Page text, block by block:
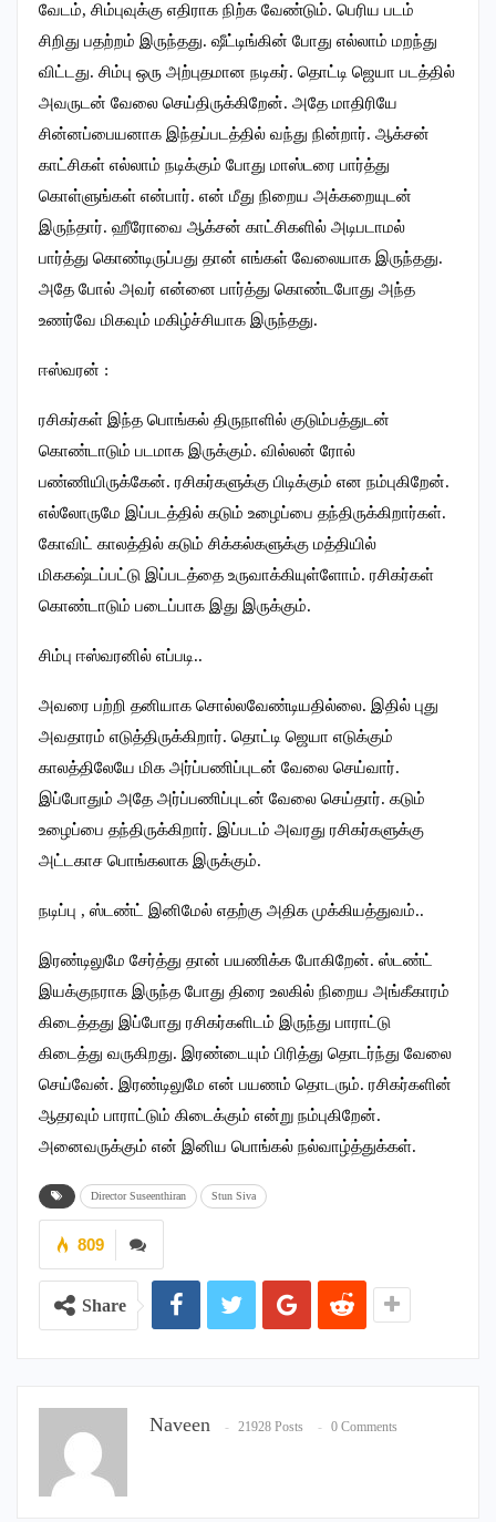
வேடம், சிம்புவுக்கு எதிராக நிற்க வேண்டும். பெரிய படம்
சிறிது பதற்றம் இருந்தது. ஷீட்டிங்கின் போது எல்லாம் மறந்து
விட்டது. சிம்பு ஒரு அற்புதமான நடிகர். தொட்டி ஜெயா படத்தில்
அவருடன் வேலை செய்திருக்கிறேன். அதே மாதிரியே
சின்னப்பையனாக இந்தப்படத்தில் வந்து நின்றார். ஆக்சன்
காட்சிகள் எல்லாம் நடிக்கும் போது மாஸ்டரை பார்த்து
கொள்ளுங்கள் என்பார். என் மீது நிறைய அக்கறையுடன்
இருந்தார். ஹீரோவை ஆக்சன் காட்சிகளில் அடிபடாமல்
பார்த்து கொண்டிருப்பது தான் எங்கள் வேலையாக இருந்தது.
அதே போல் அவர் என்னை பார்த்து கொண்டபோது அந்த
உணர்வே மிகவும் மகிழ்ச்சியாக இருந்தது.
ஈஸ்வரன் :
ரசிகர்கள் இந்த பொங்கல் திருநாளில் குடும்பத்துடன்
கொண்டாடும் படமாக இருக்கும். வில்லன் ரோல்
பண்ணியிருக்கேன். ரசிகர்களுக்கு பிடிக்கும் என நம்புகிறேன்.
எல்லோருமே இப்படத்தில் கடும் உழைப்பை தந்திருக்கிறார்கள்.
கோவிட் காலத்தில் கடும் சிக்கல்களுக்கு மத்தியில்
மிககஷ்டப்பட்டு இப்படத்தை உருவாக்கியுள்ளோம். ரசிகர்கள்
கொண்டாடும் படைப்பாக இது இருக்கும்.
சிம்பு ஈஸ்வரனில் எப்படி..
அவரை பற்றி தனியாக சொல்லவேண்டியதில்லை. இதில் புது
அவதாரம் எடுத்திருக்கிறார். தொட்டி ஜெயா எடுக்கும்
காலத்திலேயே மிக அர்ப்பணிப்புடன் வேலை செய்வார்.
இப்போதும் அதே அர்ப்பணிப்புடன் வேலை செய்தார். கடும்
உழைப்பை தந்திருக்கிறார். இப்படம் அவரது ரசிகர்களுக்கு
அட்டகாச பொங்கலாக இருக்கும்.
நடிப்பு , ஸ்டண்ட் இனிமேல் எதற்கு அதிக முக்கியத்துவம்..
இரண்டிலுமே சேர்த்து தான் பயணிக்க போகிறேன். ஸ்டண்ட்
இயக்குநராக இருந்த போது திரை உலகில் நிறைய அங்கீகாரம்
கிடைத்தது இப்போது ரசிகர்களிடம் இருந்து பாராட்டு
கிடைத்து வருகிறது. இரண்டையும் பிரித்து தொடர்ந்து வேலை
செய்வேன். இரண்டிலுமே என் பயணம் தொடரும். ரசிகர்களின்
ஆதரவும் பாராட்டும் கிடைக்கும் என்று நம்புகிறேன்.
அனைவருக்கும் என் இனிய பொங்கல் நல்வாழ்த்துக்கள்.
Director Suseenthiran Stun Siva
809
Share
Naveen 21928 Posts 0 Comments